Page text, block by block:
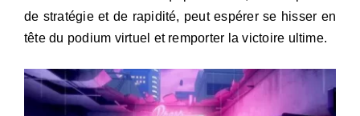
de stratégie et de rapidité, peut espérer se hisser en
tête du podium virtuel et remporter la victoire ultime.